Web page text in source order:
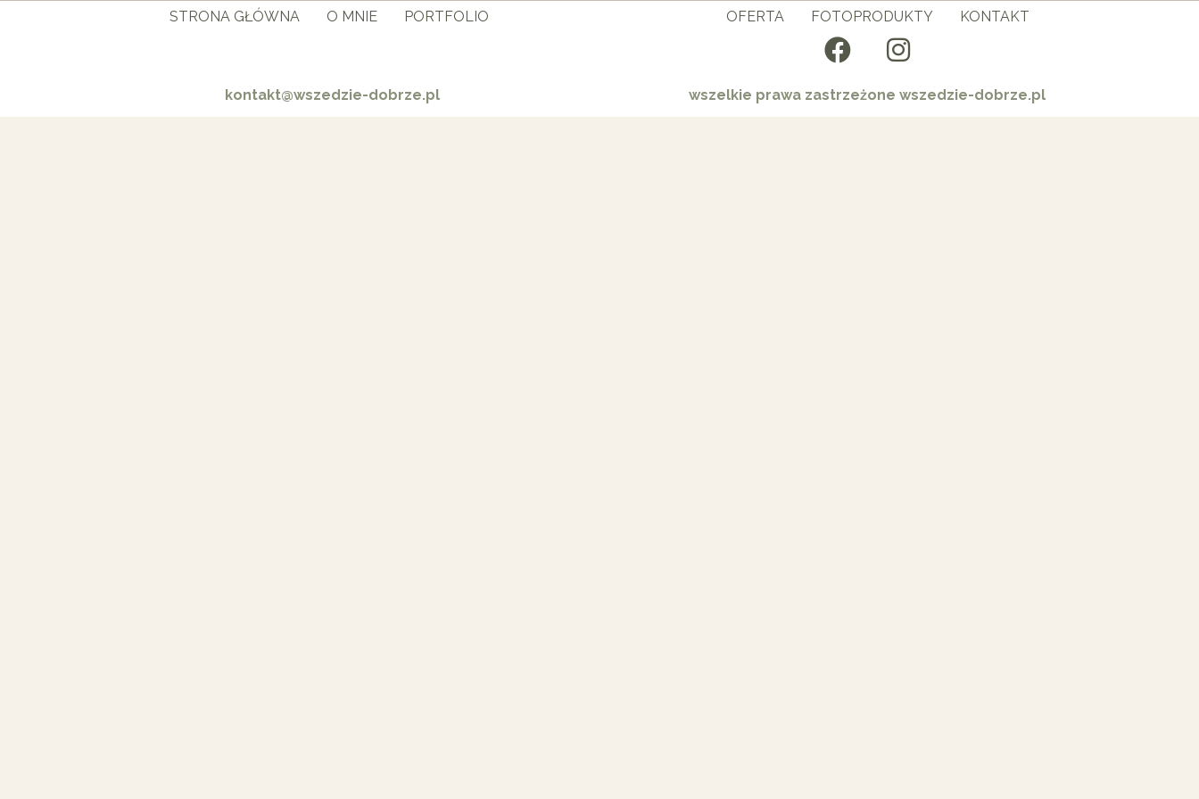
STRONA GŁÓWNA O MNIE PORTFOLIO OFERTA FOTOPRODUKTY KONTAKT
kontakt@wszedzie-dobrze.pl wszelkie prawa zastrzeżone wszedzie-dobrze.pl